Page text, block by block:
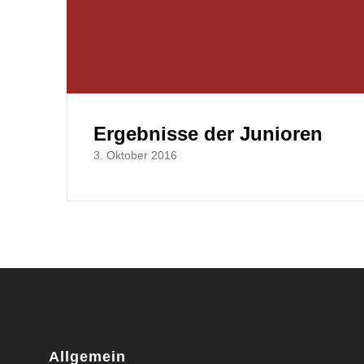
Ergebnisse der Junioren
3. Oktober 2016
Allgemein